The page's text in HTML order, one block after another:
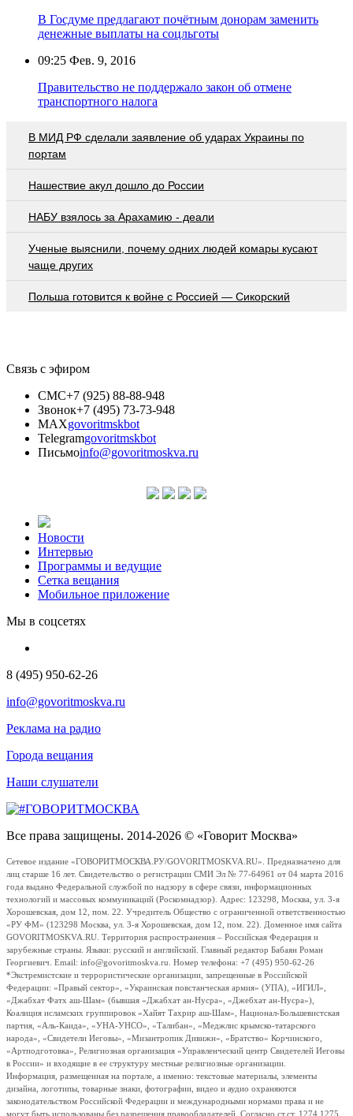
В Госдуме предлагают почётным донорам заменить
денежные выплаты на соцльготы
09:25 Фев. 9, 2016
Правительство не поддержало закон об отмене
транспортного налога
В МИД РФ сделали заявление об ударах Украины по
портам
Нашествие акул дошло до России
НАБУ взялось за Арахамию - деали
Ученые выяснили, почему одних людей комары кусают
чаще других
Польша готовится к войне с Россией — Сикорский
Связь с эфиром
СМС+7 (925) 88-88-948
Звонок+7 (495) 73-73-948
MAXgovoritmskbot
Telegramgovoritmskbot
Письмоinfo@govoritmoskva.ru
Новости
Интервью
Программы и ведущие
Сетка вещания
Мобильное приложение
Мы в соцсетях
8 (495) 950-62-26
info@govoritmoskva.ru
Реклама на радио
Города вещания
Наши слушатели
Все права защищены. 2014-2026 © «Говорит Москва»
Сетевое издание «ГОВОРИТМОСКВА.РУ/GOVORITMOSKVA.RU». Предназначено для
лиц старше 16 лет. Свидетельство о регистрации СМИ Эл № 77-64961 от 04 марта 2016
года выдано Федеральной службой по надзору в сфере связи, информационных
технологий и массовых коммуникаций (Роскомнадзор). Адрес: 123298, Москва, ул. 3-я
Хорошевская, дом 12, пом. 22. Учредитель Общество с ограниченной ответственностью
«РУ ФМ» (123298 Москва, ул. 3-я Хорошевская, дом 12, пом. 22). Доменное имя сайта
GOVORITMOSKVA.RU. Территория распространения – Российская Федерация и
зарубежные страны. Языки: русский и английский. Главный редактор Бабаян Роман
Георгиевич. Email: info@govoritmoskva.ru. Номер телефона: +7 (495) 950-62-26
*Экстремистские и террористические организации, запрещенные в Российской
Федерации: «Правый сектор», «Украинская повстанческая армия» (УПА), «ИГИЛ»,
«Джабхат Фатх аш-Шам» (бывшая «Джабхат ан-Нусра», «Джебхат ан-Нусра»),
Коалиция исламских группировок «Хайят Тахрир аш-Шам», Национал-Большевистская
партия, «Аль-Каида», «УНА-УНСО», «Талибан», «Меджлис крымско-татарского
народа», «Свидетели Иеговы», «Мизантропик Дивижн», «Братство» Корчинского,
«Артподготовка», Религиозная организация «Управленческий центр Свидетелей Иеговы
в России» и входящие в ее структуру местные религиозные организации.
Информация, размещенная на портале, а именно: текстовые материалы, элементы
дизайна, логотипы, товарные знаки, фотографии, видео и аудио охраняются
законодательством Российской Федерации и международными нормами права и не
могут быть использованы без разрешения правообладателей. Согласно ст.ст. 1274,1275